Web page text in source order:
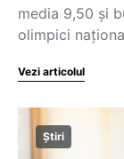
media 9,50 și
olimpici
Vezi articolul
Știri